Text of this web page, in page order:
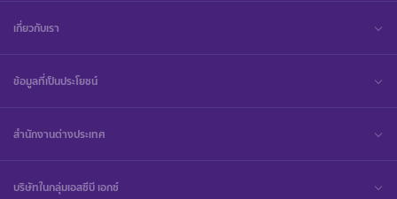
เกี่ยวกับเรา
ข้อมูลที่เป็นประโยชน์
สำนักงานต่างประเทศ
บริษัทในกลุ่มเอสซีบี เอกซ์